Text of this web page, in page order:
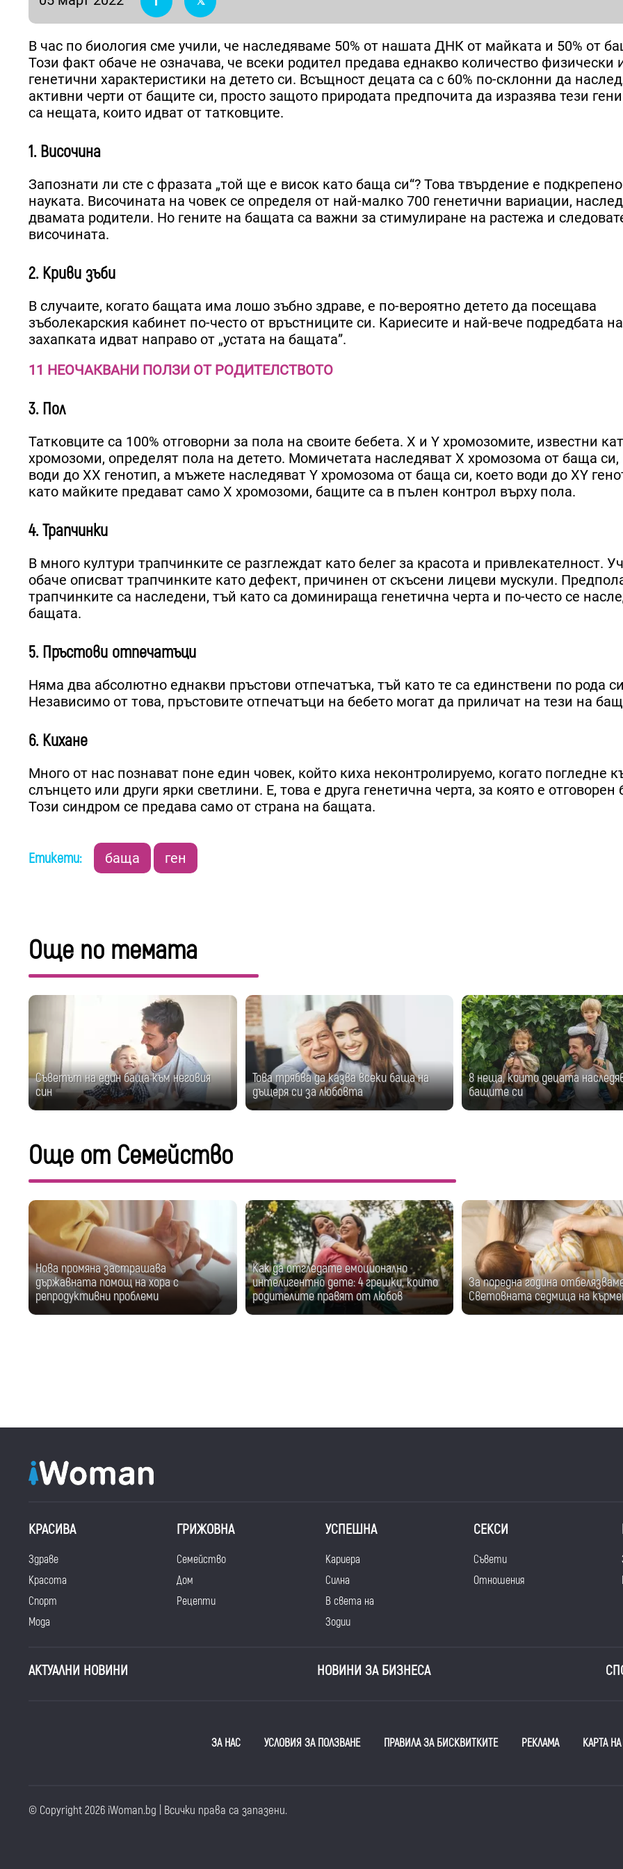
В час по биология сме учили, че наследяваме 50% от нашата ДНК от майката и 50% от
Този факт обаче не означава, че всеки родител предава еднакво количество физически
генетични характеристики на детето си. Всъщност децата са с 60% по-склонни да
активни черти от бащите си, просто защото природата предпочита да изразява тези
са нещата, които идват от татковците.
1. Височина
Запознати ли сте с фразата „той ще е висок като баща си“? Това твърдение е
науката. Височината на човек се определя от най-малко 700 генетични вариации,
двамата родители. Но гените на бащата са важни за стимулиране на растежа и
височината.
2. Криви зъби
В случаите, когато бащата има лошо зъбно здраве, е по-вероятно детето да посещава
зъболекарския кабинет по-често от връстниците си. Кариесите и най-вече подредбата
захапката идват направо от „устата на бащата”.
11 НЕОЧАКВАНИ ПОЛЗИ ОТ РОДИТЕЛСТВОТО
3. Пол
Татковците са 100% отговорни за пола на своите бебета. Х и Y хромозомите, известни
хромозоми, определят пола на детето. Момичетата наследяват X хромозома от баща си,
води до XX генотип, а мъжете наследяват Y хромозома от баща си, което води до XY
като майките предават само X хромозоми, бащите са в пълен контрол върху пола.
4. Трапчинки
В много култури трапчинките се разглеждат като белег за красота и привлекателност.
обаче описват трапчинките като дефект, причинен от скъсени лицеви мускули.
трапчинките са наследени, тъй като са доминираща генетична черта и по-често се
бащата.
5. Пръстови отпечатъци
Няма два абсолютно еднакви пръстови отпечатъка, тъй като те са единствени по рода
Независимо от това, пръстовите отпечатъци на бебето могат да приличат на тези на
6. Кихане
Много от нас познават поне един човек, който киха неконтролируемо, когато погледне
слънцето или други ярки светлини. Е, това е друга генетична черта, за която е отговорен
Този синдром се предава само от страна на бащата.
Етикети: баща ген
Още по темата
Съветът на един баща към неговия
син
Това трябва да казва всеки баща на
дъщеря си за любовтa
8 неща, които децата
бащите си
Още от Семейство
Нова промяна застрашава
държавната помощ на хора с
репродуктивни проблеми
Как да отгледате емоционално
интелигентно дете: 4 грешки, които
родителите правят от любов
За поредна година
Световната седмица на
КРАСИВА
Здраве
Красота
Спорт
Мода
ГРИЖОВНА
Семейство
Дом
Рецепти
УСПЕШНА
Кариера
Силна
В света на
Зодии
СЕКСИ
Съвети
Отношения
АКТУАЛНИ НОВИНИ НОВИНИ ЗА БИЗНЕСА
ЗА НАС УСЛОВИЯ ЗА ПОЛЗВАНЕ ПРАВИЛА ЗА БИСКВИТКИТЕ РЕКЛАМА КАРТА
© Copyright 2026 iWoman.bg | Всички права са запазени.